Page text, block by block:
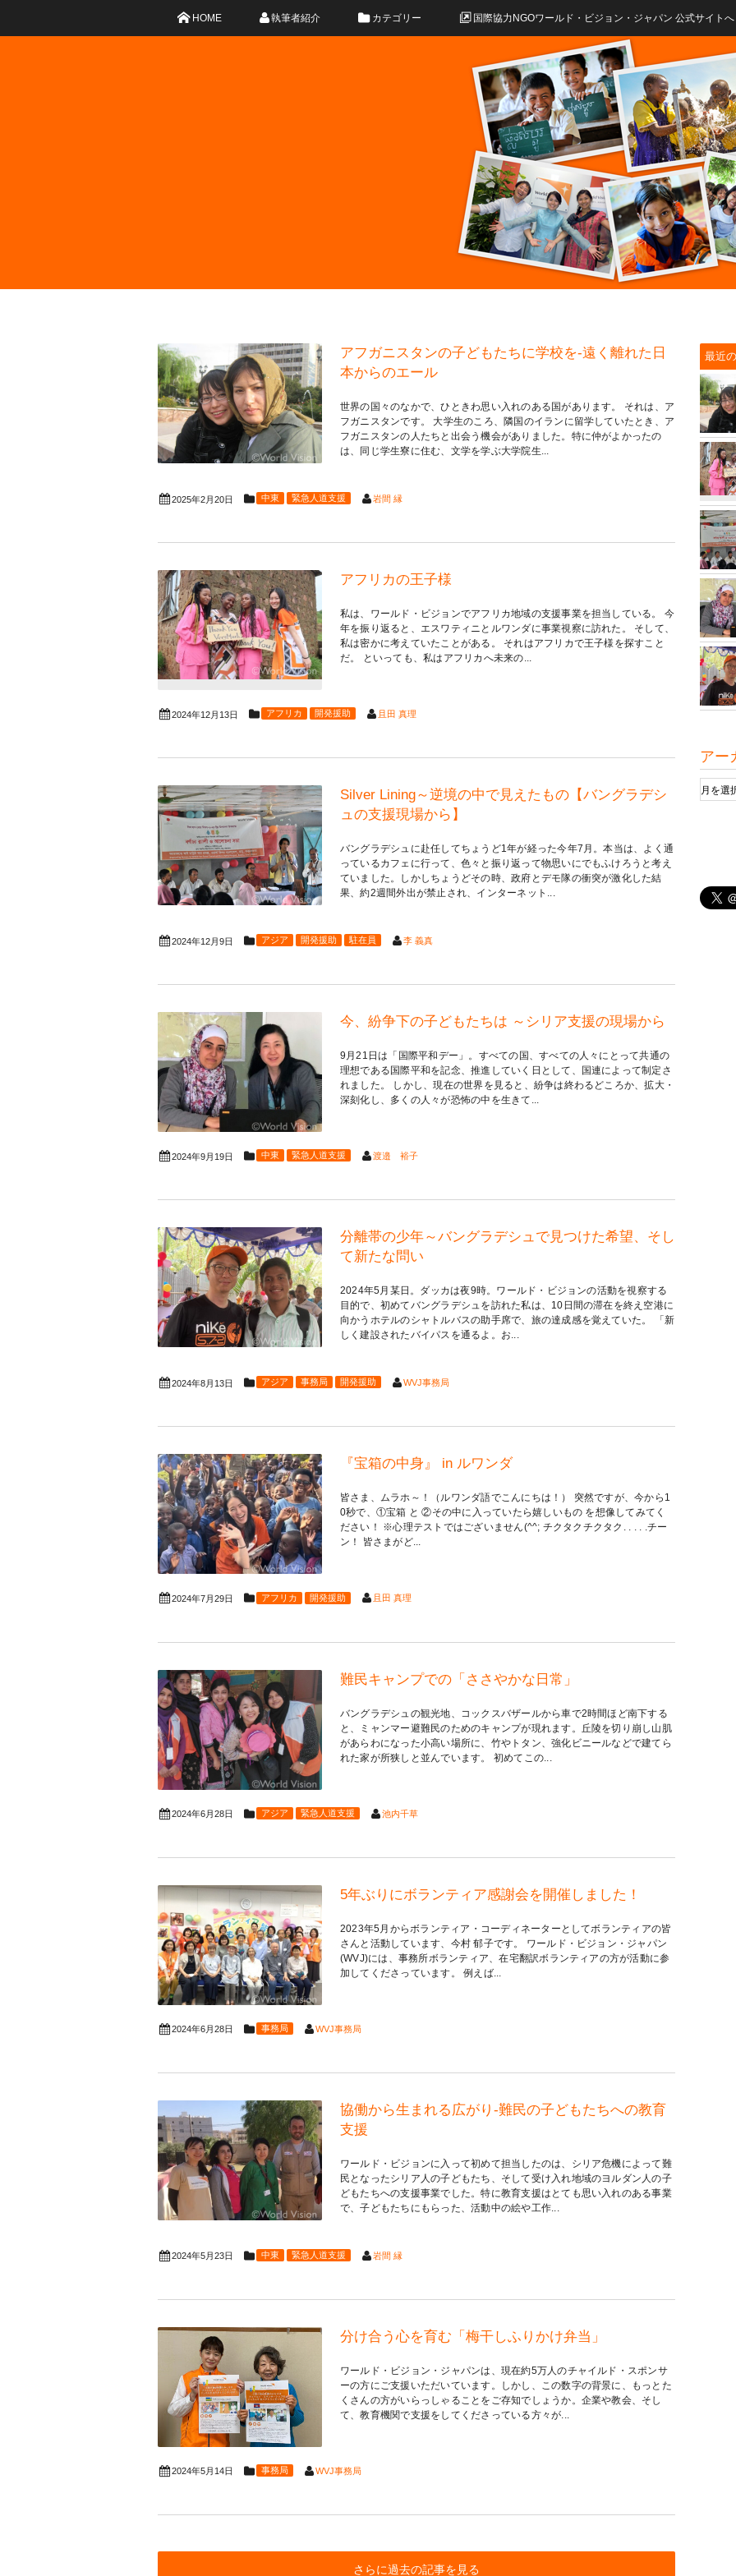
HOME 執筆者紹介 カテゴリー 国際協力NGOワールド・ビジョン・ジャパン 公式サイトへ
アフガニスタンの子どもたちに学校を‐遠く離れた日
本からのエール
世界の国々のなかで、ひときわ思い入れのある国があります。 それは、ア
フガニスタンです。 大学生のころ、隣国のイランに留学していたとき、ア
フガニスタンの人たちと出会う機会がありました。特に仲がよかったの
は、同じ学生寮に住む、文学を学ぶ大学院生...
2025年2月20日 中東 緊急人道支援 岩間 縁
アフリカの王子様
私は、ワールド・ビジョンでアフリカ地域の支援事業を担当している。 今
年を振り返ると、エスワティニとルワンダに事業視察に訪れた。 そして、
私は密かに考えていたことがある。 それはアフリカで王子様を探すこと
だ。 といっても、私はアフリカへ未来の...
2024年12月13日 アフリカ 開発援助 且田 真理
Silver Lining～逆境の中で見えたもの【バングラデシ
ュの支援現場から】
バングラデシュに赴任してちょうど1年が経った今年7月。本当は、よく通
っているカフェに行って、色々と振り返って物思いにでもふけろうと考え
ていました。しかしちょうどその時、政府とデモ隊の衝突が激化した結
果、約2週間外出が禁止され、インターネット...
2024年12月9日 アジア 開発援助 駐在員 李 義真
今、紛争下の子どもたちは ～シリア支援の現場から
9月21日は「国際平和デー」。すべての国、すべての人々にとって共通の
理想である国際平和を記念、推進していく日として、国連によって制定さ
れました。 しかし、現在の世界を見ると、紛争は終わるどころか、拡大・
深刻化し、多くの人々が恐怖の中を生きて...
2024年9月19日 中東 緊急人道支援 渡邉 裕子
分離帯の少年～バングラデシュで見つけた希望、そし
て新たな問い
2024年5月某日。ダッカは夜9時。ワールド・ビジョンの活動を視察する
目的で、初めてバングラデシュを訪れた私は、10日間の滞在を終え空港に
向かうホテルのシャトルバスの助手席で、旅の達成感を覚えていた。 「新
しく建設されたバイパスを通るよ。お...
2024年8月13日 アジア 事務局 開発援助 WVJ事務局
『宝箱の中身』 in ルワンダ
皆さま、ムラホ～！（ルワンダ語でこんにちは！） 突然ですが、今から1
0秒で、①宝箱 と ②その中に入っていたら嬉しいもの を想像してみてく
ださい！ ※心理テストではございません(^^; チクタクチクタク. . . . .チー
ン！ 皆さまがど...
2024年7月29日 アフリカ 開発援助 且田 真理
難民キャンプでの「ささやかな日常」
バングラデシュの観光地、コックスバザールから車で2時間ほど南下する
と、ミャンマー避難民のためのキャンプが現れます。丘陵を切り崩し山肌
があらわになった小高い場所に、竹やトタン、強化ビニールなどで建てら
れた家が所狭しと並んでいます。 初めてこの...
2024年6月28日 アジア 緊急人道支援 池内千草
5年ぶりにボランティア感謝会を開催しました！
2023年5月からボランティア・コーディネーターとしてボランティアの皆
さんと活動しています、今村 郁子です。 ワールド・ビジョン・ジャパン
(WVJ)には、事務所ボランティア、在宅翻訳ボランティアの方が活動に参
加してくださっています。 例えば...
2024年6月28日 事務局 WVJ事務局
協働から生まれる広がり‐難民の子どもたちへの教育
支援
ワールド・ビジョンに入って初めて担当したのは、シリア危機によって難
民となったシリア人の子どもたち、そして受け入れ地域のヨルダン人の子
どもたちへの支援事業でした。特に教育支援はとても思い入れのある事業
で、子どもたちにもらった、活動中の絵や工作...
2024年5月23日 中東 緊急人道支援 岩間 縁
分け合う心を育む「梅干しふりかけ弁当」
ワールド・ビジョン・ジャパンは、現在約5万人のチャイルド・スポンサ
ーの方にご支援いただいています。しかし、この数字の背景に、もっとた
くさんの方がいらっしゃることをご存知でしょうか。企業や教会、そし
て、教育機関で支援をしてくださっている方々が...
2024年5月14日 事務局 WVJ事務局
さらに過去の記事を見る
最近
アー